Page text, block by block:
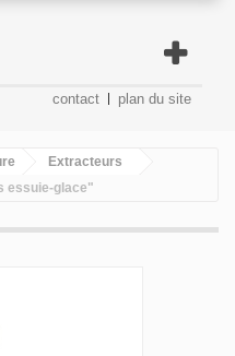
contact plan du site
Extracteurs
essuie-glace"